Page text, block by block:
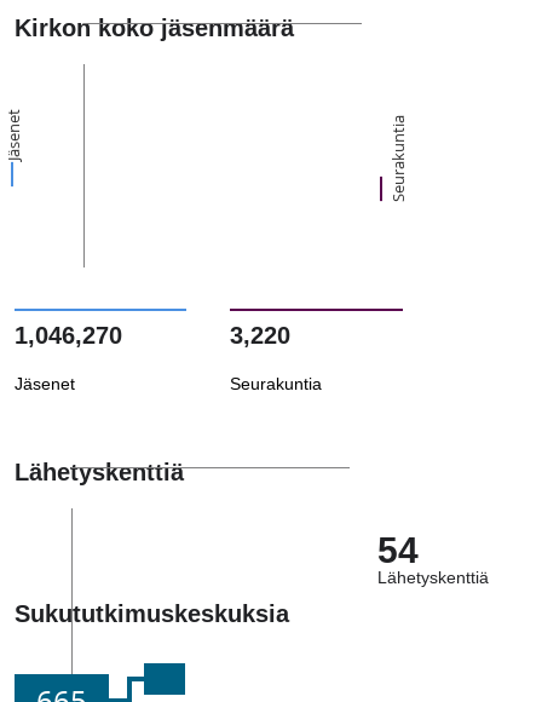
Kirkon koko jäsenmäärä
Jäsenet Seurakuntia
1,046,270
Jäsenet
3,220
Seurakuntia
Lähetyskenttiä
54
Lähetyskenttiä
Sukututkimuskeskuksia